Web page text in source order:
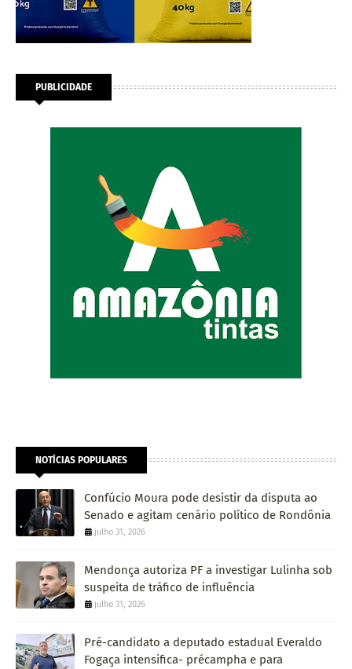
PUBLICIDADE
NOTÍCIAS POPULARES
Confúcio Moura pode desistir da disputa ao
Senado e agitam cenário político de Rondônia
julho 31, 2026
Mendonça autoriza PF a investigar Lulinha sob
suspeita de tráfico de influência
julho 31, 2026
Pré-candidato a deputado estadual Everaldo
Fogaça intensifica- précampha e para